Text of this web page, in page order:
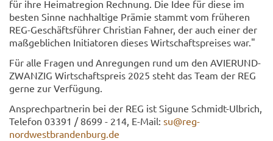
für ihre Hei­mat­re­gi­on Rech­nung. Die Idee für diese im
bes­ten Sinne nach­hal­ti­ge Prä­mie stammt vom frü­he­ren
REG-​Geschäftsführer Chris­ti­an Fah­ner, der auch einer der
maß­geb­li­chen In­itia­to­ren die­ses Wirt­schafts­prei­ses war."
Für alle Fra­gen und An­re­gun­gen rund um den AVIER­UND­
ZWAN­ZIG Wirt­schafts­preis 2025 steht das Team der REG
gerne zur Ver­fü­gung.
An­sprech­part­ne­rin bei der REG ist Si­gu­ne Schmidt-​Ulbrich,
Te­le­fon 03391 / 8699 - 214, E-​Mail: su@reg-​
nordwestbrandenburg.de